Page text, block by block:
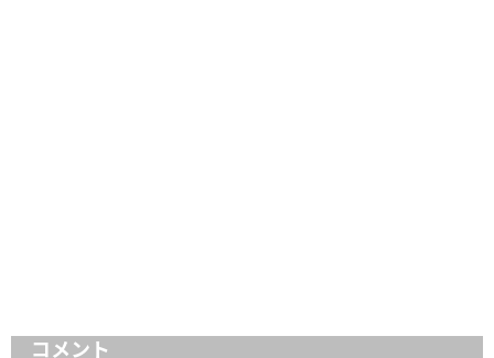
コメント